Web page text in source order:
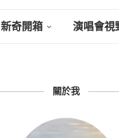
新奇開箱 演唱會視
關於我